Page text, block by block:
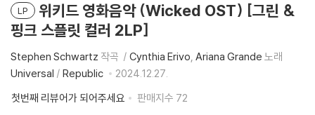
LP
위키드 영화음악 (Wicked OST) [그린 &
핑크 스플릿 컬러 2LP]
Stephen Schwartz 작곡 Cynthia Erivo Ariana Grande 노래
Universal / Republic
2024.12.27.
첫번째 리뷰어가 되어주세요
판매지수 72